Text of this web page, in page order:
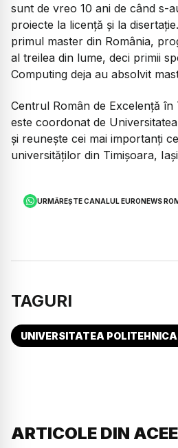
sunt de vreo 10 ani de când s-
proiecte la licență și la
primul master din România,
al treilea din lume, deci primii
Computing deja au absolvit
Centrul Român de Excelență în
este coordonat de
și reunește cei mai importanți
universităților din Timișoara,
URMĂREȘTE CANALUL EURONEWS
TAGURI
UNIVERSITATEA POLITEHNICA
ARTICOLE DIN